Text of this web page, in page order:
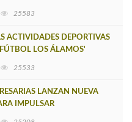
25583
ACTIVIDADES DEPORTIVAS
LOS ÁLAMOS'
25533
LANZAN NUEVA
IMPULSAR